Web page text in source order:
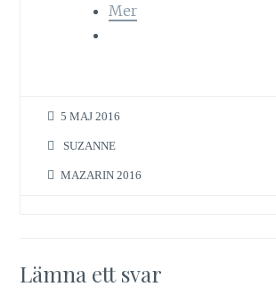
Mer
5 MAJ 2016
SUZANNE
MAZARIN 2016
Lämna ett svar